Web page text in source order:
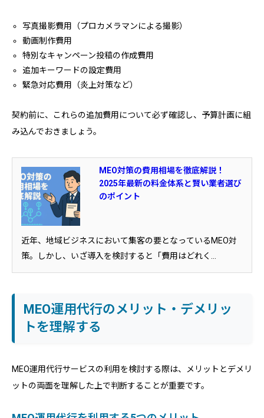
写真撮影費用（プロカメラマンによる撮影）
動画制作費用
特別なキャンペーン投稿の作成費用
追加キーワードの設定費用
緊急対応費用（炎上対策など）
契約前に、これらの追加費用について必ず確認し、予算計画に組
み込んでおきましょう。
MEO対策の費用相場を徹底解説！
2025年最新の料金体系と賢い業者選び
のポイント
近年、地域ビジネスにおいて集客の要となっているMEO対
策。しかし、いざ導入を検討すると「費用はどれく...
MEO運用代行のメリット・デメリッ
トを理解する
MEO運用代行サービスの利用を検討する際は、メリットとデメリ
ットの両面を理解した上で判断することが重要です。